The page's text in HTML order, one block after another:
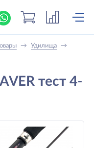
+7 (919) 698-56-
→ Удилища
→
тест 4-